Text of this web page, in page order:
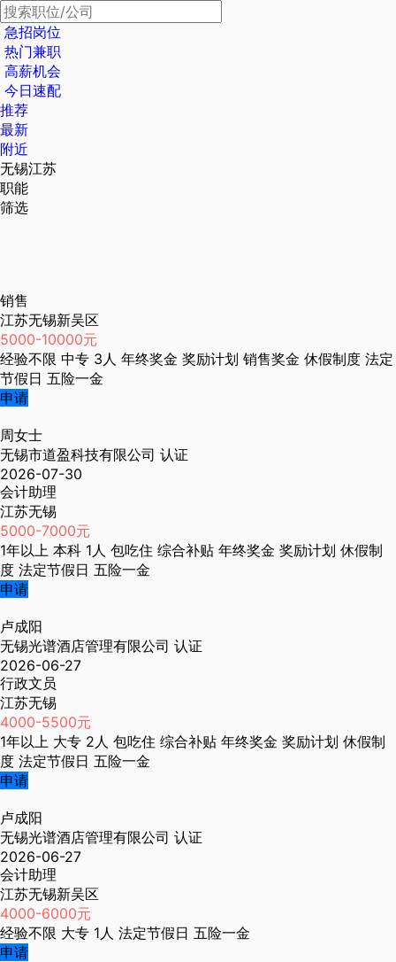
急招岗位
热门兼职
高薪机会
今日速配
推荐
最新
附近
无锡江苏
职能
筛选
销售
江苏无锡新吴区
5000-10000元
经验不限 中专 3人 年终奖金 奖励计划 销售奖金 休假制度 法定
节假日 五险一金
申请
周女士
无锡市道盈科技有限公司 认证
2026-07-30
会计助理
江苏无锡
5000-7000元
1年以上 本科 1人 包吃住 综合补贴 年终奖金 奖励计划 休假制
度 法定节假日 五险一金
申请
卢成阳
无锡光谱酒店管理有限公司 认证
2026-06-27
行政文员
江苏无锡
4000-5500元
1年以上 大专 2人 包吃住 综合补贴 年终奖金 奖励计划 休假制
度 法定节假日 五险一金
申请
卢成阳
无锡光谱酒店管理有限公司 认证
2026-06-27
会计助理
江苏无锡新吴区
4000-6000元
经验不限 大专 1人 法定节假日 五险一金
申请